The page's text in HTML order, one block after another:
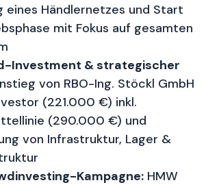
eines Händlernetzes und Start
mit Fokus auf gesamten
Investment & strategischer
von RBO-Ing. Stöckl GmbH
(221.000 €) inkl.
(290.000 €) und
von Infrastruktur, Lager &
Kampagne: HMW